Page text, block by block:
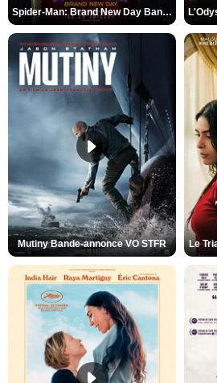
Spider-Man: Brand New Day Bande-annonce VO STFR
Mutiny Bande-annonce VO STFR Le